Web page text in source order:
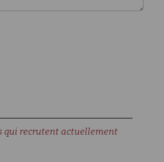
qui recrutent actuellement